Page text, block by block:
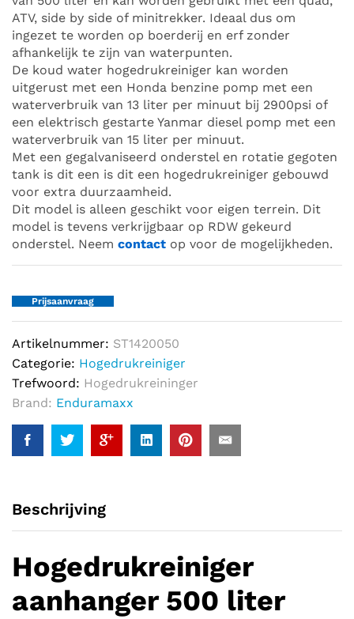
ATV, side by side of minitrekker. Ideaal dus om
ingezet te worden op boerderij en erf zonder
afhankelijk te zijn van waterpunten.
De koud water hogedrukreiniger kan worden
uitgerust met een Honda benzine pomp met een
waterverbruik van 13 liter per minuut bij 2900psi of
een elektrisch gestarte Yanmar diesel pomp met een
waterverbruik van 15 liter per minuut.
Met een gegalvaniseerd onderstel en rotatie gegoten
tank is dit een is dit een hogedrukreiniger gebouwd
voor extra duurzaamheid.
Dit model is alleen geschikt voor eigen terrein. Dit
model is tevens verkrijgbaar op RDW gekeurd
onderstel. Neem contact op voor de mogelijkheden.
Prijsaanvraag
Artikelnummer: ST1420050
Categorie: Hogedrukreiniger
Trefwoord: Hogedrukreininger
Brand: Enduramaxx
Beschrijving
Hogedrukreiniger
aanhanger 500 liter